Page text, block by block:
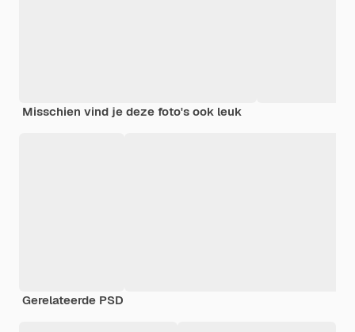
Misschien vind je deze foto's ook leuk
Gerelateerde PSD